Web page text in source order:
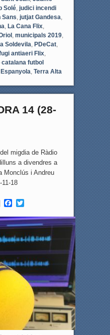
Solé, judici incendi
Sans jutjat Gandesa
La Cana Flix,
, municipals 2019,
Soldevila PDeCat,
antiaeri Flix,
futbol
Terra Alta
14 (28-
migdia de Ràdio
a divendres a
Monclús i Andreu
11-18
F
c
e
b
o
o
k
T
i
t
t
e
r